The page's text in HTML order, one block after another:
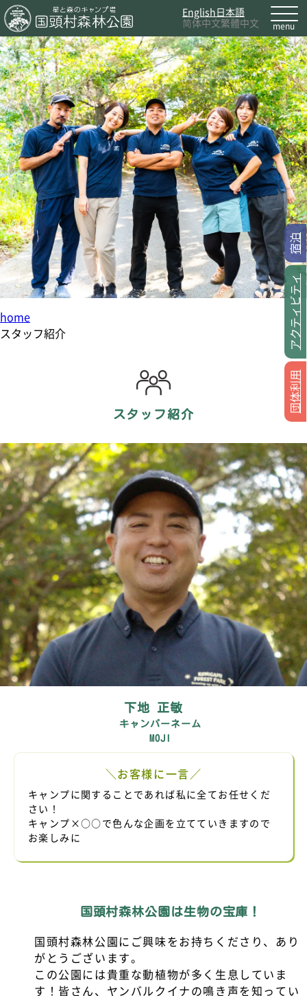
English日本語
简体中文繁體中文
home
スタッフ紹介
スタッフ紹介
下地 正敏
キャンパーネーム
MOJI
＼お客様に一言／
キャンプに関することであれば私に全てお任せくだ
さい！
キャンプ×○○で色んな企画を立てていきますので
お楽しみに
国頭村森林公園は生物の宝庫！
国頭村森林公園にご興味をお持ちくださり、あり
がとうございます。
この公園には貴重な動植物が多く生息していま
す！皆さん、ヤンバルクイナの鳴き声を知ってい
団体利用
アクティビティ
宿泊